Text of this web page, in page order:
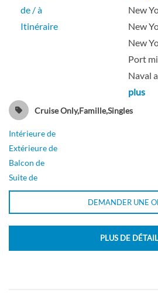
Cabine intérieure spacieuse-[1R]
Intérieure
Cabine intérieure-[1V]
de / à
New
Itinéraire
New
New
Port
Naval
plus
Cruise Only,Famille,Singles
Intérieure de
Extérieure de
Balcon de
Suite de
DEMANDER UNE
PLUS DE